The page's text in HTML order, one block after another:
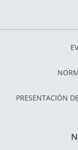
PRESENTACIÓN